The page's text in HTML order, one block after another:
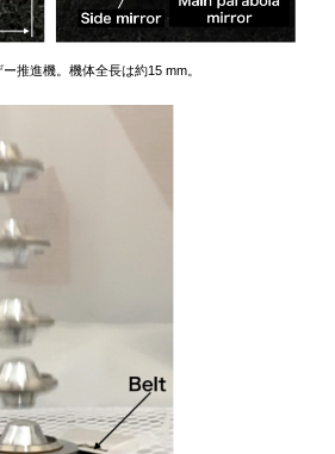
推進機。機体全長は約15 mm。